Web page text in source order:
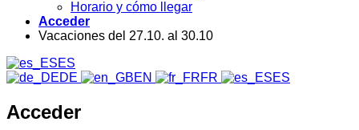
Horario y cómo llegar
Acceder
Vacaciones del 27.10. al 30.10
ES
DE
EN FR ES
Acceder